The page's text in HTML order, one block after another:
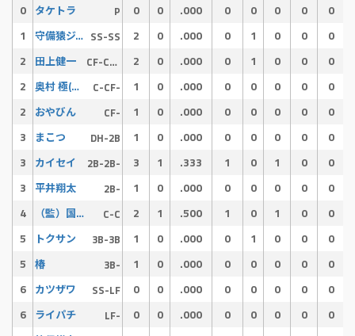
0
タケトラ P 0 0 .000 0 0 0 0
0
1
守備猿ジュン SS-SS 2 0 .000 0 1 0 0
0
2
田上健一 CF-CF-CF 2 0 .000 0 1 0 0
0
2
奥村 極(キム兄) C-CF- 1 0 .000 0 0 0 0
0
2
おやびん CF- 1 0 .000 0 0 0 0
0
3
まこつ DH-2B 1 0 .000 0 0 0 0
0
3
カイセイ 2B-2B- 3 1 .333 1 0 1 0
0
3
平井翔太 2B- 1 0 .000 0 0 0 0
0
4
（監）国吉大樹 92 C-C 2 1 .500 1 0 1 0
0
5
トクサン 3B-3B 1 0 .000 0 1 0 0
0
5 椿 3B- 1 0 .000 0 0 0 0
0
6
カツザワ SS-LF 0 0 .000 0 0 0 0
0
6
ライパチ LF- 0 0 .000 0 0 0 0
0